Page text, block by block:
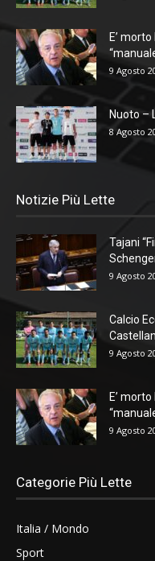
E’
9 Agosto
Nuoto –
8 Agosto
Notizie Più Lette
Tajani
9 Agosto
Calcio
9 Agosto
E’
9 Agosto
Categorie Più Lette
Italia / Mondo
Sport